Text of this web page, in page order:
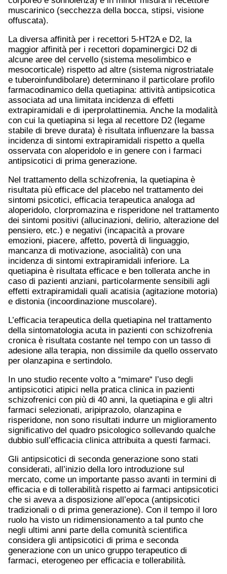
muscarinico (secchezza della bocca, stipsi, visione
offuscata).
La diversa affinità per i recettori 5-HT2A e D2, la
maggior affinità per i recettori dopaminergici D2 di
alcune aree del cervello (sistema mesolimbico e
mesocorticale) rispetto ad altre (sistema nigrostriatale
e tuberoinfundibolare) determinano il particolare profilo
farmacodinamico della quetiapina: attività antipsicotica
associata ad una limitata incidenza di effetti
extrapiramidali e di iperprolattinemia. Anche la modalità
con cui la quetiapina si lega al recettore D2 (legame
stabile di breve durata) è risultata influenzare la bassa
incidenza di sintomi extrapiramidali rispetto a quella
osservata con aloperidolo e in genere con i farmaci
antipsicotici di prima generazione.
Nel trattamento della schizofrenia, la quetiapina è
risultata più efficace del placebo nel trattamento dei
sintomi psicotici, efficacia terapeutica analoga ad
aloperidolo, clorpromazina e risperidone nel trattamento
dei sintomi positivi (allucinazioni, delirio, alterazione del
pensiero, etc.) e negativi (incapacità a provare
emozioni, piacere, affetto, povertà di linguaggio,
mancanza di motivazione, asocialità) con una
incidenza di sintomi extrapiramidali inferiore. La
quetiapina è risultata efficace e ben tollerata anche in
caso di pazienti anziani, particolarmente sensibili agli
effetti extrapiramidali quali acatisia (agitazione motoria)
e distonia (incoordinazione muscolare).
L’efficacia terapeutica della quetiapina nel trattamento
della sintomatologia acuta in pazienti con schizofrenia
cronica è risultata costante nel tempo con un tasso di
adesione alla terapia, non dissimile da quello osservato
per olanzapina e sertindolo.
In uno studio recente volto a “mimare“ l’uso degli
antipsicotici atipici nella pratica clinica in pazienti
schizofrenici con più di 40 anni, la quetiapina e gli altri
farmaci selezionati, aripiprazolo, olanzapina e
risperidone, non sono risultati indurre un miglioramento
significativo del quadro psicologico sollevando qualche
dubbio sull’efficacia clinica attribuita a questi farmaci.
Gli antipsicotici di seconda generazione sono stati
considerati, all’inizio della loro introduzione sul
mercato, come un importante passo avanti in termini di
efficacia e di tollerabilità rispetto ai farmaci antipsicotici
che si aveva a disposizione all’epoca (antipsicotici
tradizionali o di prima generazione). Con il tempo il loro
ruolo ha visto un ridimensionamento a tal punto che
negli ultimi anni parte della comunità scientifica
considera gli antipsicotici di prima e seconda
generazione con un unico gruppo terapeutico di
farmaci, eterogeneo per efficacia e tollerabilità.